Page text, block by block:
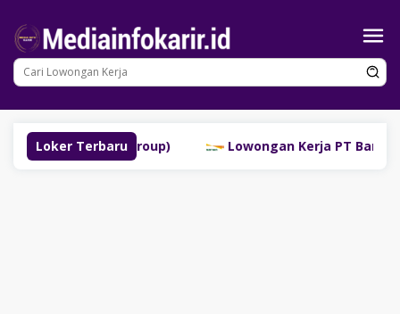
konten
Loker Terbaru
(SM Group) Lowongan Kerja PT Bank